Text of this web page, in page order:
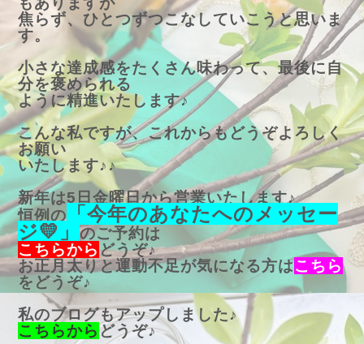
焦らず、ひとつずつこなしていこうと思いま
す。
小さな達成感をたくさん味わって、最後に自
分を褒められる
ように精進いたします♪
こんな私ですが、これからもどうぞよろしく
お願い
いたします♪♪
新年は5日金曜日から営業いたします♪
恒例の
「今年のあなたへのメッセー
ジ💛」
のご予約は
こちらからどうぞ♪
お正月太りと運動不足が気になる方はこちら
をどうぞ♪
私のブログもアップしました♪
こちらからどうぞ♪